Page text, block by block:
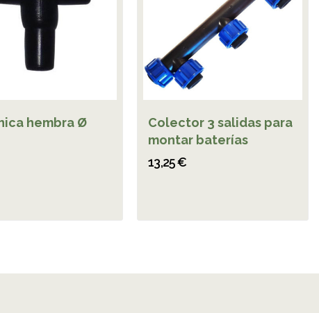
hembra Ø
Colector 3 salidas para
montar baterías
13,25 €